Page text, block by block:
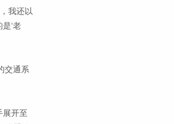
我还以
‘老
交通系
展开至